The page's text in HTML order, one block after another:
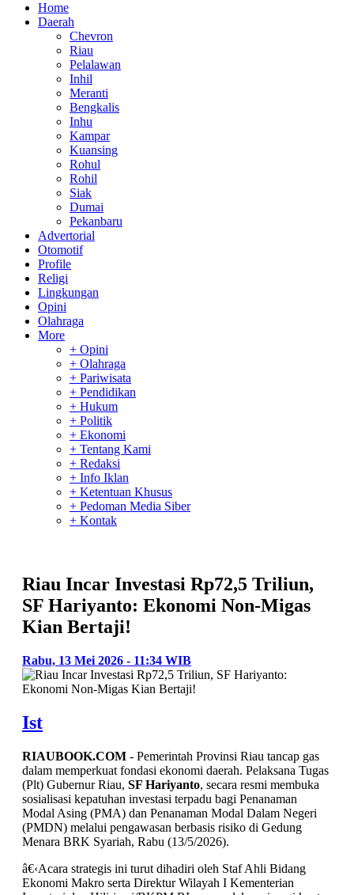
Home
Daerah
Chevron
Riau
Pelalawan
Inhil
Meranti
Bengkalis
Inhu
Kampar
Kuansing
Rohul
Rohil
Siak
Dumai
Pekanbaru
Advertorial
Otomotif
Profile
Religi
Lingkungan
Opini
Olahraga
More
+ Opini
+ Olahraga
+ Pariwisata
+ Pendidikan
+ Hukum
+ Politik
+ Ekonomi
+ Tentang Kami
+ Redaksi
+ Info Iklan
+ Ketentuan Khusus
+ Pedoman Media Siber
+ Kontak
Riau Incar Investasi Rp72,5 Triliun,
SF Hariyanto: Ekonomi Non-Migas
Kian Bertaji!
Rabu, 13 Mei 2026 - 11:34 WIB
Ist
RIAUBOOK.COM - Pemerintah Provinsi Riau tancap gas
dalam memperkuat fondasi ekonomi daerah. Pelaksana Tugas
(Plt) Gubernur Riau, SF Hariyanto, secara resmi membuka
sosialisasi kepatuhan investasi terpadu bagi Penanaman
Modal Asing (PMA) dan Penanaman Modal Dalam Negeri
(PMDN) melalui pengawasan berbasis risiko di Gedung
Menara BRK Syariah, Rabu (13/5/2026).
â€‹Acara strategis ini turut dihadiri oleh Staf Ahli Bidang
Ekonomi Makro serta Direktur Wilayah I Kementerian